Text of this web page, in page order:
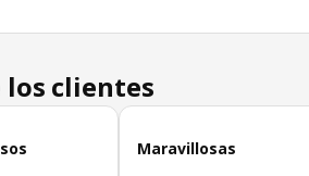
los clientes
Maravillosas